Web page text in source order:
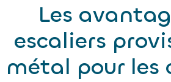
Les
escaliers
métal pour les